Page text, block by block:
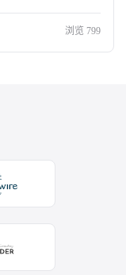
浏览 799